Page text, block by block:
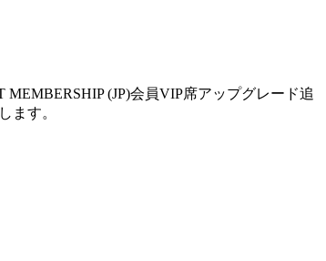
(JP)会員VIP席アップグレード追
ます。